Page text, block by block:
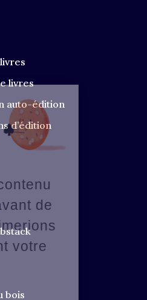
livres
auto-édition
d’édition
bois
que le contenu
avant de
nous aimerions
pendant votre
?